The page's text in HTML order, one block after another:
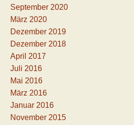
September 2020
März 2020
Dezember 2019
Dezember 2018
April 2017
Juli 2016
Mai 2016
März 2016
Januar 2016
November 2015